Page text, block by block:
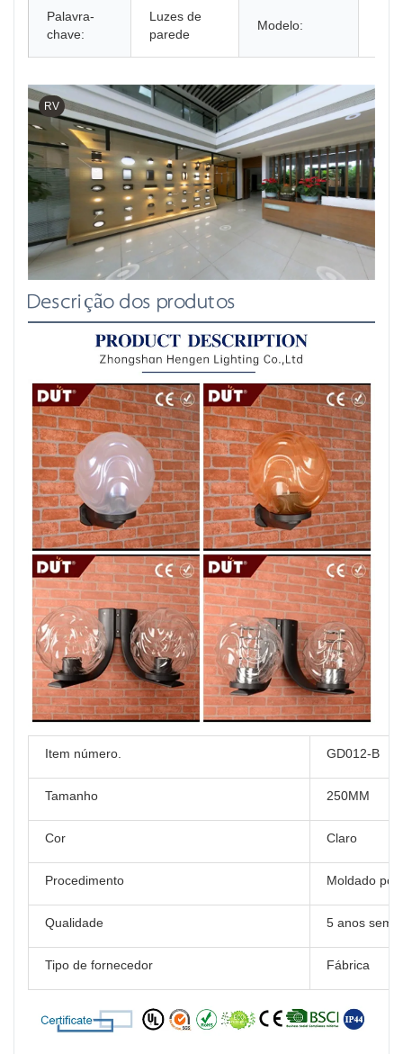
Palavra-
chave:
Luzes de
parede
Modelo:
RV
Descrição dos produtos
Item número. GD012-B
Tamanho 250MM
Cor Claro
Procedimento Moldado por
Qualidade 5 anos sem
Tipo de fornecedor Fábrica